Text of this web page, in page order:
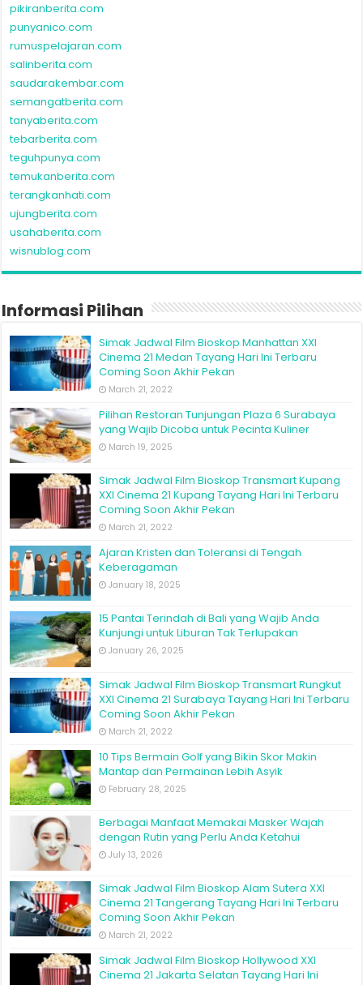
pikiranberita.com
punyanico.com
rumuspelajaran.com
salinberita.com
saudarakembar.com
semangatberita.com
tanyaberita.com
tebarberita.com
teguhpunya.com
temukanberita.com
terangkanhati.com
ujungberita.com
usahaberita.com
wisnublog.com
Informasi Pilihan
Simak Jadwal Film Bioskop Manhattan XXI
Cinema 21 Medan Tayang Hari Ini Terbaru
Coming Soon Akhir Pekan
March 21, 2022
Pilihan Restoran Tunjungan Plaza 6 Surabaya
yang Wajib Dicoba untuk Pecinta Kuliner
March 19, 2025
Simak Jadwal Film Bioskop Transmart Kupang
XXI Cinema 21 Kupang Tayang Hari Ini Terbaru
Coming Soon Akhir Pekan
March 21, 2022
Ajaran Kristen dan Toleransi di Tengah
Keberagaman
January 18, 2025
15 Pantai Terindah di Bali yang Wajib Anda
Kunjungi untuk Liburan Tak Terlupakan
January 26, 2025
Simak Jadwal Film Bioskop Transmart Rungkut
XXI Cinema 21 Surabaya Tayang Hari Ini Terbaru
Coming Soon Akhir Pekan
March 21, 2022
10 Tips Bermain Golf yang Bikin Skor Makin
Mantap dan Permainan Lebih Asyik
February 28, 2025
Berbagai Manfaat Memakai Masker Wajah
dengan Rutin yang Perlu Anda Ketahui
July 13, 2026
Simak Jadwal Film Bioskop Alam Sutera XXI
Cinema 21 Tangerang Tayang Hari Ini Terbaru
Coming Soon Akhir Pekan
March 21, 2022
Simak Jadwal Film Bioskop Hollywood XXI
Cinema 21 Jakarta Selatan Tayang Hari Ini